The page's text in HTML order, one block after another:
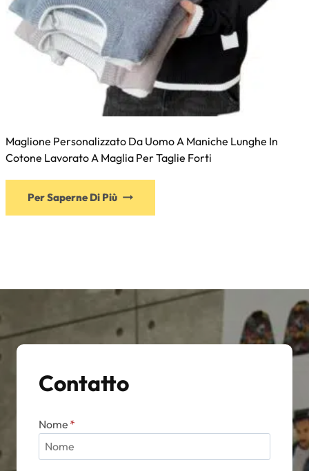
Maglione Personalizzato Da Uomo A Maniche Lunghe In
Cotone Lavorato A Maglia Per Taglie Forti
Per Saperne Di Più
Contatto
Nome *